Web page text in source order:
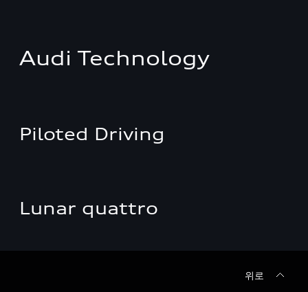
Audi Technology
Piloted Driving
Lunar quattro
위로